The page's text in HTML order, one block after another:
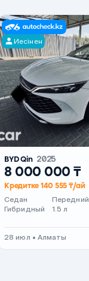
Иесінен
BYD Qin 2025
8 000 000 ₸
Кредитке 140 555 ₸/ай
Седан
Гибридный
Передний
1.5 л
28 июл • Алматы